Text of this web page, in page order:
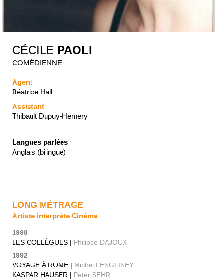
CÉCILE PAOLI
COMÉDIENNE
Agent
Béatrice Hall
Assistant
Thibault Dupuy-Hemery
Langues parlées
Anglais (bilingue)
LONG MÉTRAGE
Artiste interprète Cinéma
1998
LES COLLÈGUES | Philippe DAJOUX
1992
VOYAGE À ROME | Michel LENGLINEY
KASPAR HAUSER | Peter SEHR